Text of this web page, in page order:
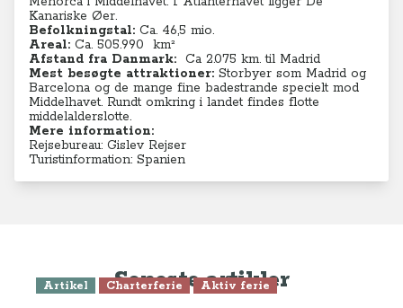
Kanariske Øer.
Befolkningstal: Ca. 46,5 mio.
Areal: Ca. 505.990
km²
Afstand fra Danmark: Ca 2.075 km. til Madrid
Mest besøgte attraktioner: Storbyer som Madrid og
Barcelona og de mange fine badestrande specielt mod
Middelhavet. Rundt omkring i landet findes flotte
middelalderslotte.
Mere information:
Rejsebureau: Gislev Rejser
Turistinformation: Spanien
Seneste artikler
Artikel Charterferie Aktiv ferie